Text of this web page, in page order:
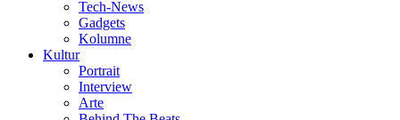
Tech-News
Gadgets
Kolumne
Kultur
Portrait
Interview
Arte